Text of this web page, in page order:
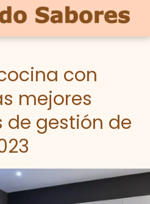
con
mejores
gestión de